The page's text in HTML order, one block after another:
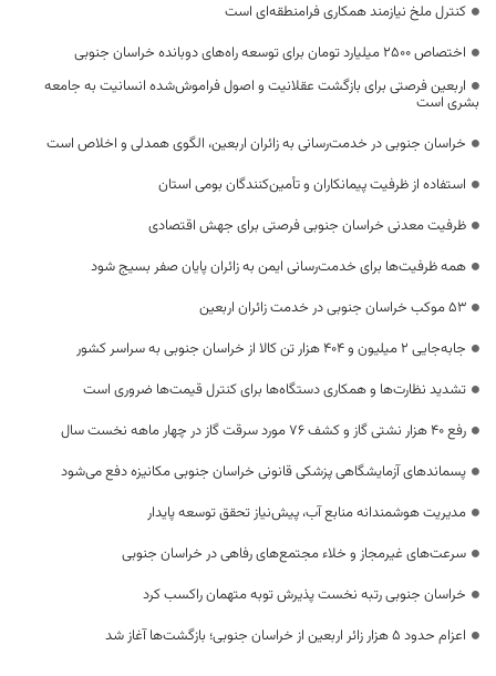
کنترل ملخ نیازمند همکاری فرامنطقه‌ای است
اختصاص 2500 میلیارد تومان برای توسعه راه‌های دوبانده خراسان جنوبی
اربعین فرصتی برای بازگشت عقلانیت و اصول فراموش‌شده انسانیت به جامعه
بشری است
خراسان جنوبی در خدمت‌رسانی به زائران اربعین، الگوی همدلی و اخلاص است
استفاده از ظرفیت پیمانکاران و تأمین‌کنندگان بومی استان
ظرفیت معدنی خراسان جنوبی فرصتی برای جهش اقتصادی
همه ظرفیت‌ها برای خدمت‌رسانی ایمن به زائران پایان صفر بسیج شود
53 موکب خراسان جنوبی در خدمت زائران اربعین
جابه‌جایی 2 میلیون و 404 هزار تن کالا از خراسان جنوبی به سراسر کشور
تشدید نظارت‌ها و همکاری دستگاه‌ها برای کنترل قیمت‌ها ضروری است
رفع 40 هزار نشتی گاز و کشف 76 مورد سرقت گاز در چهار ماهه نخست سال
پسماندهای آزمایشگاهی پزشکی قانونی خراسان جنوبی مکانیزه دفع می‌شود
مدیریت هوشمندانه منابع آب، پیش‌نیاز تحقق توسعه پایدار
سرعت‌های غیرمجاز و خلاء مجتمع‌های رفاهی در خراسان جنوبی
خراسان جنوبی رتبه نخست پذیرش توبه متهمان راکسب کرد
اعزام حدود 5 هزار زائر اربعین از خراسان جنوبی؛ بازگشت‌ها آغاز شد